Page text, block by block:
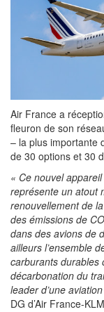
Air France a
fleuron de son
– la plus importante
de 30 options et 30
« Ce nouvel
représente un atout
renouvellement de
des émissions de
dans des avions de
ailleurs l’ensemble
carburants durables
décarbonation du
leader d’une
DG d’Air France-